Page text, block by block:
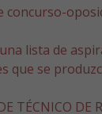
lista de
que se
TÉCNICO